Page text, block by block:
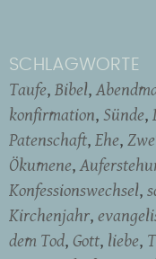
SCHLAGWORTE
Taufe Bibel
konfirmation Sünde
Patenschaft Ehe
Ökumene
Konfessionswechsel
Kirchenjahr
dem Tod Gott liebe